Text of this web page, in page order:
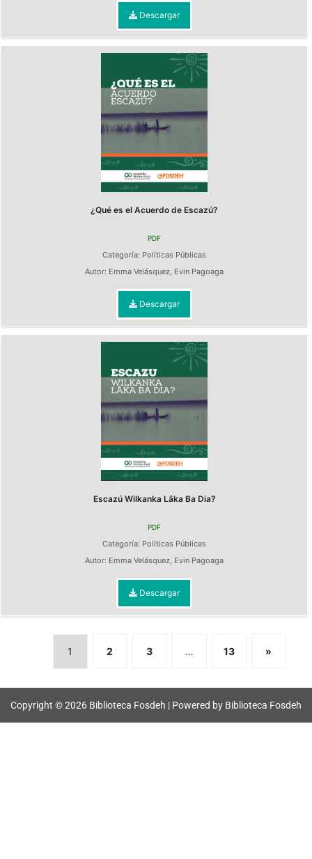
Descargar
¿Qué es el Acuerdo de Escazú?
PDF
Categoría: Políticas Públicas
Autor: Emma Velásquez, Evin Pagoaga
Descargar
Escazú Wilkanka Lâka Ba Dia?
PDF
Categoría: Políticas Públicas
Autor: Emma Velásquez, Evin Pagoaga
Descargar
1 2 3 … 13 »
Copyright © 2026 Biblioteca Fosdeh | Powered by Biblioteca Fosdeh